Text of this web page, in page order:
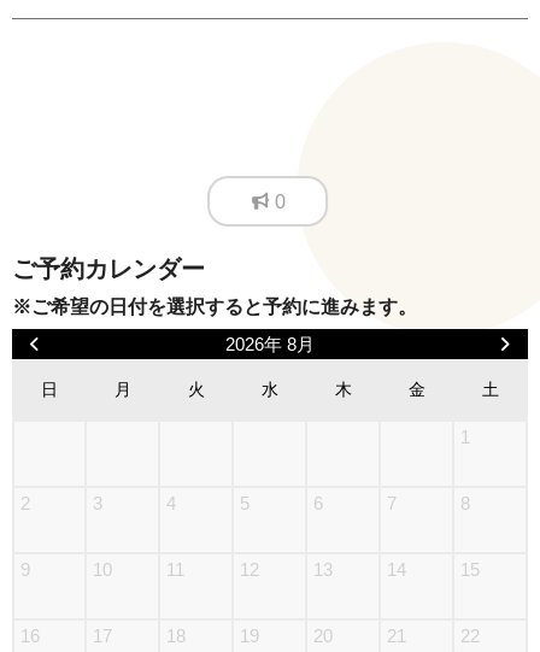
0
ご予約カレンダー
※ご希望の日付を選択すると予約に進みます。
2026年 8月
日 月 火 水 木 金 土
1
2 3 4 5 6 7 8
9 10 11 12 13 14 15
16 17 18 19 20 21 22